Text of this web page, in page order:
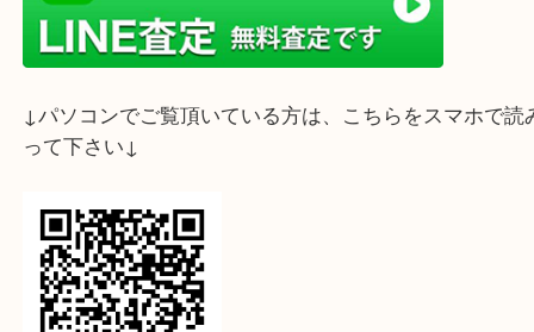
ライン査定始めました☆お友だち登録お願いしま
↓パソコンでご覧頂いている方は、こちらをスマホ